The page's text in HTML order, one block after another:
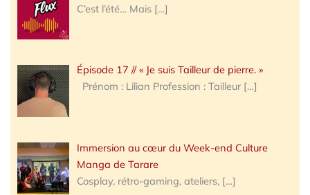
C’est l’été… Mais […]
Épisode 17 // « Je suis Tailleur de pierre. »
Prénom : Lilian Profession : Tailleur […]
Immersion au cœur du Week-end Culture
Manga de Tarare
Cosplay, rétro-gaming, ateliers, […]